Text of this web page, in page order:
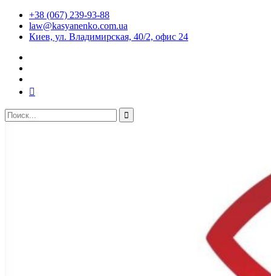
+38 (067) 239-93-88
law@kasyanenko.com.ua
Киев, ул. Владимирская, 40/2, офис 24